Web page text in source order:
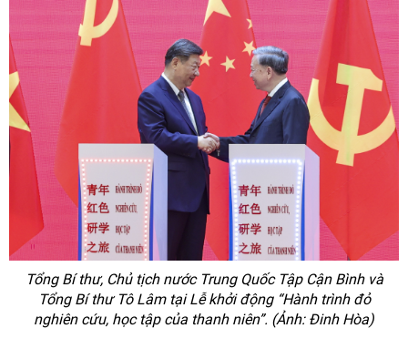
Tổng Bí thư, Chủ tịch nước Trung Quốc Tập Cận Bình và
Tổng Bí thư Tô Lâm tại Lễ khởi động “Hành trình đỏ
nghiên cứu, học tập của thanh niên”. (Ảnh: Đinh Hòa)